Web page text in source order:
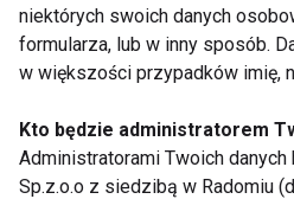
ryzyko wystąpienia
e) Terapia rezonansem
innowacyjna metoda
leczenie dolegliwości
prosty i komfortowy dla
jedynie ustawienia w
niektórych swoich danych
formularza, lub w inny sposób.
w większości przypadków imię,
Kto będzie administratorem
Administratorami Twoich
Sp.z.o.o z siedzibą w Radomiu